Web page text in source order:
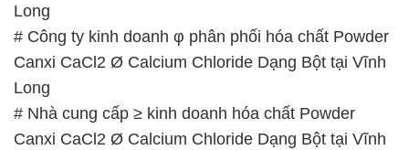
Long
# Công ty kinh doanh φ phân phối hóa chất Powder
Canxi CaCl2 Ø Calcium Chloride Dạng Bột tại Vĩnh
Long
# Nhà cung cấp ≥ kinh doanh hóa chất Powder
Canxi CaCl2 Ø Calcium Chloride Dạng Bột tại Vĩnh